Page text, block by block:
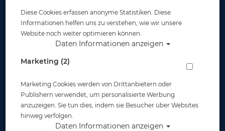
PHOTON Lady -
Farbe: orange -
Größe: IT40 DE34 -
Abverkauf
30,67 €
Sws RACING TANK
X-Lycra Solid h.c. -
Gr. 28 - Abverkauf #
Diese Cookies erfassen anonyme Statistiken. Diese
Informationen helfen uns zu verstehen, wie wir unsere
Website noch weiter optimieren können.
Daten Informationen anzeigen
Marketing (2)
Marketing Cookies werden von Drittanbietern oder
Publishern verwendet, um personalisierte Werbung
anzuzeigen. Sie tun dies, indem sie Besucher über Websites
hinweg verfolgen.
Daten Informationen anzeigen